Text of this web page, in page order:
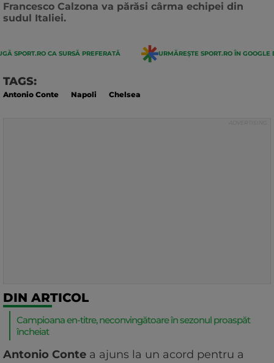
Francesco Calzona va părăsi cârma echipei din
sudul Italiei.
SPORT.RO CA SURSĂ PREFERATĂ URMĂREȘTE SPORT.RO ÎN GOOGLE
TAGS:
Antonio Conte Napoli Chelsea
DIN ARTICOL
Campioana en-titre, neconvingătoare în sezonul proaspăt
încheiat
Antonio Conte a ajuns la un acord pentru a